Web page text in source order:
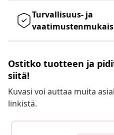
Turvallisuus- ja
Ostitko tuotteen ja
siitä!
Kuvasi voi auttaa muita
linkistä.